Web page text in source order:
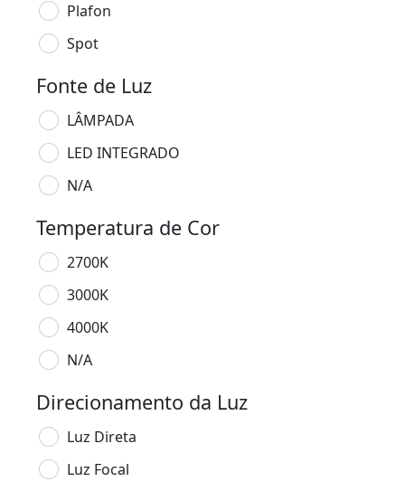
Plafon
Spot
Fonte de Luz
LÂMPADA
LED INTEGRADO
N/A
Temperatura de Cor
2700K
3000K
4000K
N/A
Direcionamento da Luz
Luz Direta
Luz Focal